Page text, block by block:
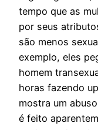
tempo que as
por seus
são menos
exemplo, eles
homem
horas fazendo
mostra um
é feito